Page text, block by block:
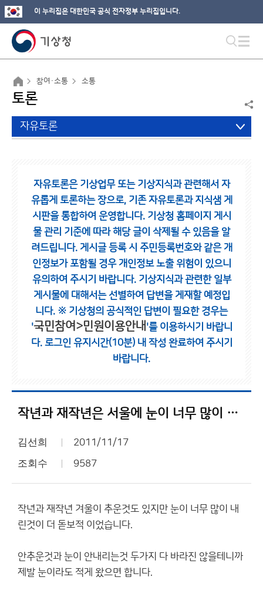
이 누리집은 대한민국 공식 전자정부 누리집입니다.
참여·소통 소통
토론
자유토론
자유토론은 기상업무 또는 기상지식과 관련해서 자
유롭게 토론하는 장으로, 기존 자유토론과 지식샘 게
시판을 통합하여 운영합니다. 기상청 홈페이지 게시
물 관리 기준에 따라 해당 글이 삭제될 수 있음을 알
려드립니다. 게시글 등록 시 주민등록번호와 같은 개
인정보가 포함될 경우 개인정보 노출 위험이 있으니
유의하여 주시기 바랍니다. 기상지식과 관련한 일부
게시물에 대해서는 선별하여 답변을 게재할 예정입
니다. ※ 기상청의 공식적인 답변이 필요한 경우는
'국민참여>민원이용안내 '를 이용하시기 바랍니
다. 로그인 유지시간(10분) 내 작성 완료하여 주시기
바랍니다.
작년과 재작년은 서울에 눈이 너무 많이 내려서
김선희 2011/11/17
조회수 9587
작년과 재작년 겨울이 추운것도 있지만 눈이 너무 많이 내
린것이 더 돋보적 이었습니다.
안추운것과 눈이 안내리는것 두가지 다 바라진 않을테니까
제발 눈이라도 적게 왔으면 합니다.